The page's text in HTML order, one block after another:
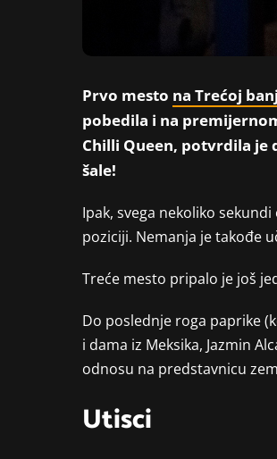
Prvo mesto na Trećoj
pobedila i na
Chilli Queen, potvrdila je
šale!
Ipak, svega nekoliko
poziciji. Nemanja je takođe
Treće mesto pripalo je još
Do poslednje roga paprike
i dama iz Meksika, Jazmin
odnosu na predstavnicu
Utisci